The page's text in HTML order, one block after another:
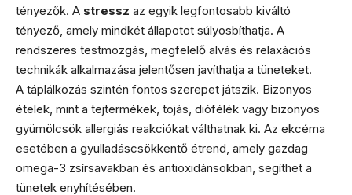
tényezők. A stressz az egyik legfontosabb kiváltó
tényező, amely mindkét állapotot súlyosbíthatja. A
rendszeres testmozgás, megfelelő alvás és relaxációs
technikák alkalmazása jelentősen javíthatja a tüneteket.
A táplálkozás szintén fontos szerepet játszik. Bizonyos
ételek, mint a tejtermékek, tojás, diófélék vagy bizonyos
gyümölcsök allergiás reakciókat válthatnak ki. Az ekcéma
esetében a gyulladáscsökkentő étrend, amely gazdag
omega-3 zsírsavakban és antioxidánsokban, segíthet a
tünetek enyhítésében.